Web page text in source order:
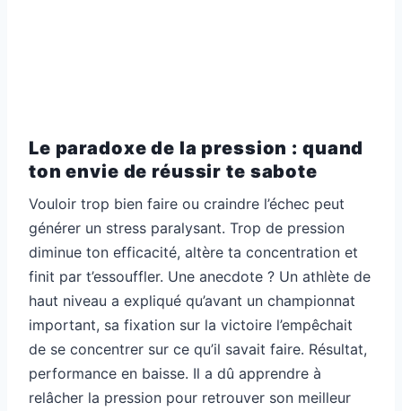
Le paradoxe de la pression : quand
ton envie de réussir te sabote
Vouloir trop bien faire ou craindre l’échec peut
générer un stress paralysant. Trop de pression
diminue ton efficacité, altère ta concentration et
finit par t’essouffler. Une anecdote ? Un athlète de
haut niveau a expliqué qu’avant un championnat
important, sa fixation sur la victoire l’empêchait
de se concentrer sur ce qu’il savait faire. Résultat,
performance en baisse. Il a dû apprendre à
relâcher la pression pour retrouver son meilleur